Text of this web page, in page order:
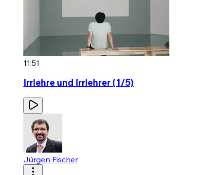
11:51
Irrlehre und Irrlehrer (1/5)
Jürgen Fischer